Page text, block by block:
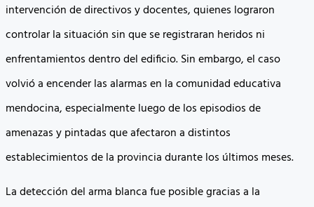
intervención de directivos y docentes, quienes lograron
controlar la situación sin que se registraran heridos ni
enfrentamientos dentro del edificio. Sin embargo, el caso
volvió a encender las alarmas en la comunidad educativa
mendocina, especialmente luego de los episodios de
amenazas y pintadas que afectaron a distintos
establecimientos de la provincia durante los últimos meses.
La detección del arma blanca fue posible gracias a la